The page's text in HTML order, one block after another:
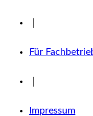
Für
Impressum